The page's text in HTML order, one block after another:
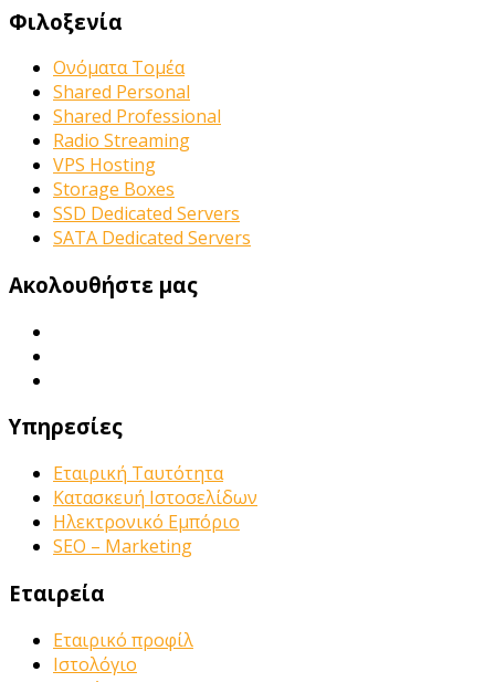
Φιλοξενία
Ονόματα Τομέα
Shared Personal
Shared Professional
Radio Streaming
VPS Hosting
Storage Boxes
SSD Dedicated Servers
SATA Dedicated Servers
Ακολουθήστε μας
Υπηρεσίες
Εταιρική Ταυτότητα
Κατασκευή Ιστοσελίδων
Ηλεκτρονικό Εμπόριο
SEO – Marketing
Εταιρεία
Εταιρικό προφίλ
Ιστολόγιο